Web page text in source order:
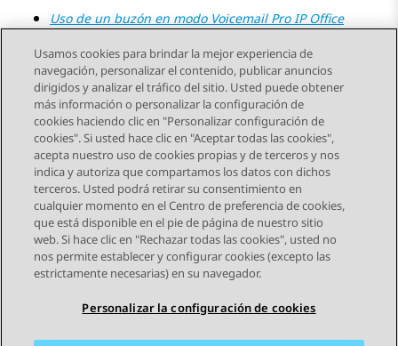
Uso de un buzón en modo Voicemail ProIP Office
Send Feedback
Navegación de tema
Tema anterior Tema siguiente
STAY CONNECTED
Usamos cookies para brindar la mejor experiencia de
navegación, personalizar el contenido, publicar anuncios
dirigidos y analizar el tráfico del sitio. Usted puede obtener
más información o personalizar la configuración de
cookies haciendo clic en "Personalizar configuración de
cookies". Si usted hace clic en "Aceptar todas las cookies",
acepta nuestro uso de cookies propias y de terceros y nos
indica y autoriza que compartamos los datos con dichos
terceros. Usted podrá retirar su consentimiento en
cualquier momento en el Centro de preferencia de cookies,
que está disponible en el pie de página de nuestro sitio
web. Si hace clic en "Rechazar todas las cookies", usted no
nos permite establecer y configurar cookies (excepto las
estrictamente necesarias) en su navegador.
Personalizar la configuración de cookies